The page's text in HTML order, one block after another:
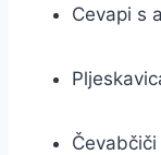
Cevapi s
Čevabčiči